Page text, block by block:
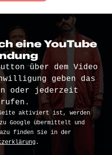
eine YouTube
über dem Video
geben das
oder jederzeit
Seite aktiviert ist, werden
zu Google übermittelt und
finden Sie in der
.